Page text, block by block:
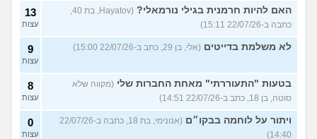
האם להיות חרמנית בגילי נורמאלי?
(Hayatov, בת 40,
כתבה ב-22/07/26 15:11)
13
עצות
לא משלמת בדייטים (אלי, בן 29, כתב ב-22/07/26 15:00) 9
עצות
בטעות "התעוררתי" מאחת החברות שלי (מקווה שלא
סוטה, בן 18, כתב ב-22/07/26 14:51)
8
עצות
ויתור על לוחמה בבקו״ם
(אנונימי, בת 18, כתבה ב-22/07/26
14:40)
0
עצות